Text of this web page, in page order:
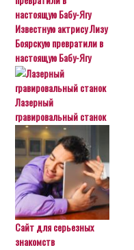
Известную актрису Лизу
Боярскую превратили в
настоящую Бабу-Ягу
Лазерный
гравировальный станок
Сайт для серьезных
знакомств